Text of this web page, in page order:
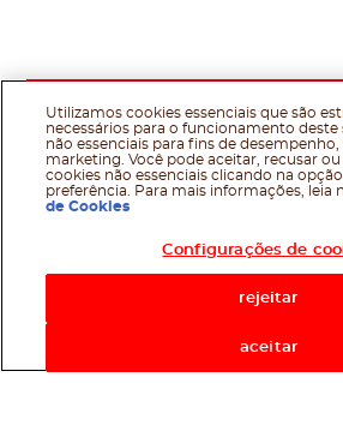
Utilizamos cookies essenciais que são
necessários para o funcionamento deste
não essenciais para fins de
marketing. Você pode aceitar, recusar
cookies não essenciais clicando na
preferência. Para mais informações, leia
de Cookies
Configurações de
rejeitar
aceitar